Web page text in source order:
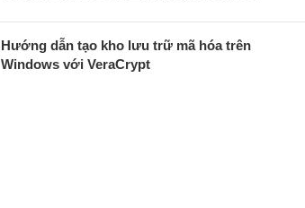
Hướng dẫn tạo kho lưu trữ mã hóa trên
Windows với VeraCrypt